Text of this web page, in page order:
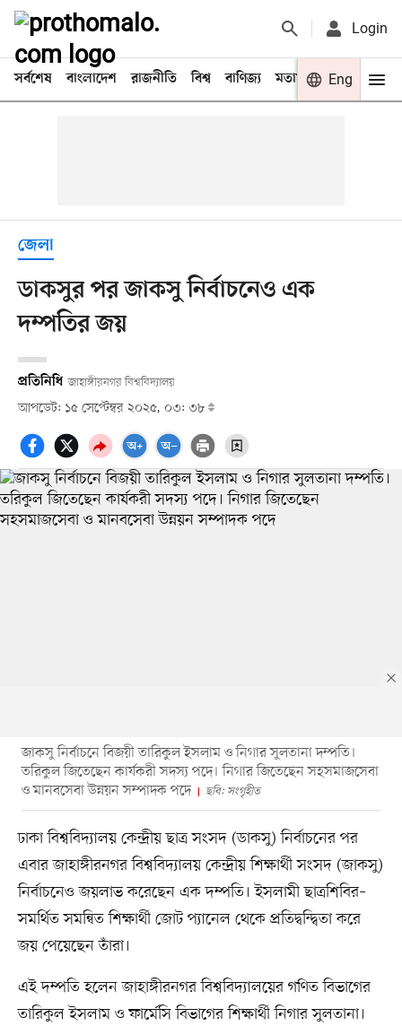
Login
সর্বশেষ বাংলাদেশ রাজনীতি বিশ্ব বাণিজ্য মতামত খেলা
Eng
জেলা
ডাকসুর পর জাকসু নির্বাচনেও এক
দম্পতির জয়
প্রতিনিধি জাহাঙ্গীরনগর বিশ্ববিদ্যালয়
আপডেট: ১৫ সেপ্টেম্বর ২০২৫, ০৩: ৩৮
জাকসু নির্বাচনে বিজয়ী তারিকুল ইসলাম ও নিগার সুলতানা দম্পতি।
তরিকুল জিতেছেন কার্যকরী সদস্য পদে। নিগার জিতেছেন সহসমাজসেবা
ও মানবসেবা উন্নয়ন সম্পাদক পদে
ছবি: সংগৃহীত
ঢাকা বিশ্ববিদ্যালয় কেন্দ্রীয় ছাত্র সংসদ (ডাকসু) নির্বাচনের পর
এবার জাহাঙ্গীরনগর বিশ্ববিদ্যালয় কেন্দ্রীয় শিক্ষার্থী সংসদ (জাকসু)
নির্বাচনেও জয়লাভ করেছেন এক দম্পতি। ইসলামী ছাত্রশিবির–
সমর্থিত সমন্বিত শিক্ষার্থী জোট প্যানেল থেকে প্রতিদ্বন্দ্বিতা করে
জয় পেয়েছেন তাঁরা।
এই দম্পতি হলেন জাহাঙ্গীরনগর বিশ্ববিদ্যালয়ের গণিত বিভাগের
তারিকুল ইসলাম ও ফার্মেসি বিভাগের শিক্ষার্থী নিগার সুলতানা।